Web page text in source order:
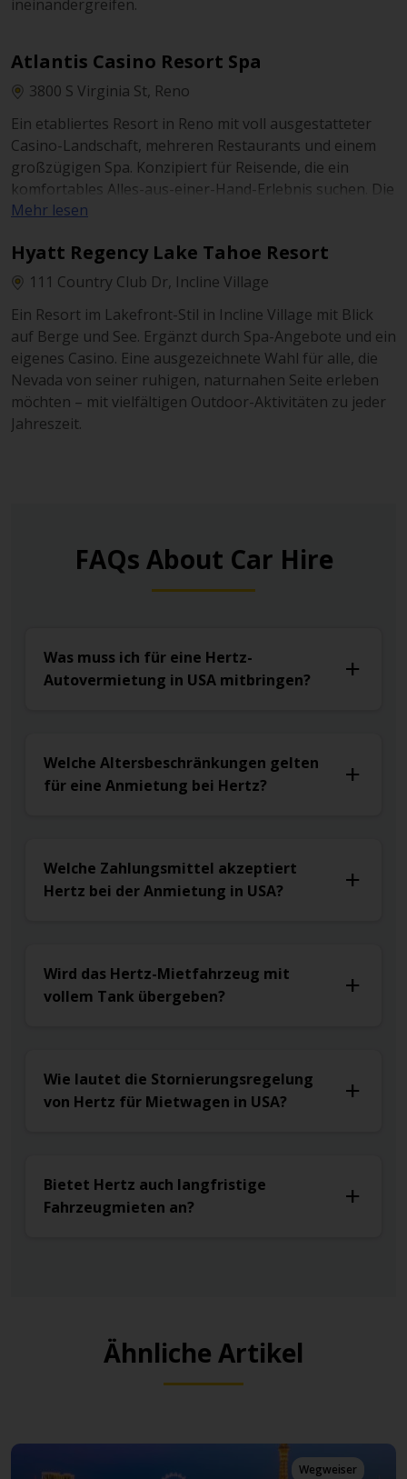
ineinandergreifen.
Atlantis Casino Resort Spa
3800 S Virginia St, Reno
Ein etabliertes Resort in Reno mit voll ausgestatteter
Casino-Landschaft, mehreren Restaurants und einem
großzügigen Spa. Konzipiert für Reisende, die ein
komfortables Alles-aus-einer-Hand-Erlebnis suchen. Die
Lage im Süden Renos, nahe zahlreicher Restaurants und
besonders unkompliziert.
Mehr lesen
Hyatt Regency Lake Tahoe Resort
111 Country Club Dr, Incline Village
Ein Resort im Lakefront-Stil in Incline Village mit Blick
auf Berge und See. Ergänzt durch Spa-Angebote und ein
eigenes Casino. Eine ausgezeichnete Wahl für alle, die
Nevada von seiner ruhigen, naturnahen Seite erleben
möchten – mit vielfältigen Outdoor-Aktivitäten zu jeder
Jahreszeit.
FAQs About Car Hire
Was muss ich für eine Hertz-
Autovermietung in USA mitbringen?
Welche Altersbeschränkungen gelten
für eine Anmietung bei Hertz?
Welche Zahlungsmittel akzeptiert
Hertz bei der Anmietung in USA?
Wird das Hertz-Mietfahrzeug mit
vollem Tank übergeben?
Wie lautet die Stornierungsregelung
von Hertz für Mietwagen in USA?
Bietet Hertz auch langfristige
Fahrzeugmieten an?
Ähnliche Artikel
Wegweiser